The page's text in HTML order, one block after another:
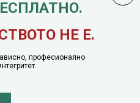
НЕ Е.
професионално